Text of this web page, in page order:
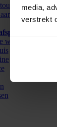
media,
verstrekt
winkel